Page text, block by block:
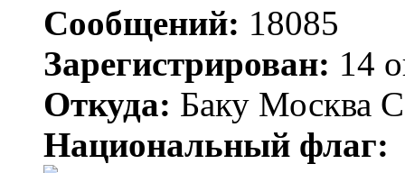
Сообщений: 18085
Зарегистрирован: 14
Откуда: Баку Москва
Национальный флаг: